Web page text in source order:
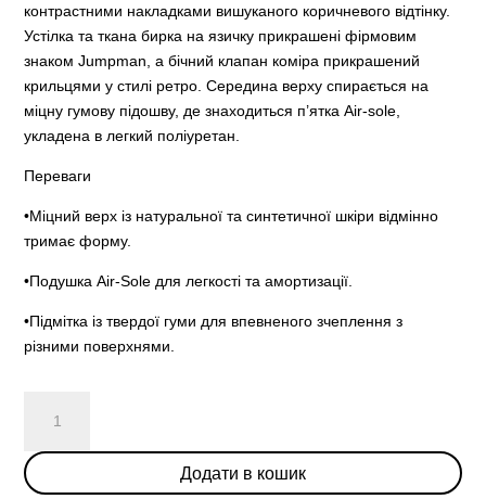
контрастними накладками вишуканого коричневого відтінку.
Устілка та ткана бирка на язичку прикрашені фірмовим
знаком Jumpman, а бічний клапан коміра прикрашений
крильцями у стилі ретро. Середина верху спирається на
міцну гумову підошву, де знаходиться п’ятка Air-sole,
укладена в легкий поліуретан.
Переваги
•Міцний верх із натуральної та синтетичної шкіри відмінно
тримає форму.
•Подушка Air-Sole для легкості та амортизації.
•Підмітка із твердої гуми для впевненого зчеплення з
різними поверхнями.
Jordan
1
Mid
Додати в кошик